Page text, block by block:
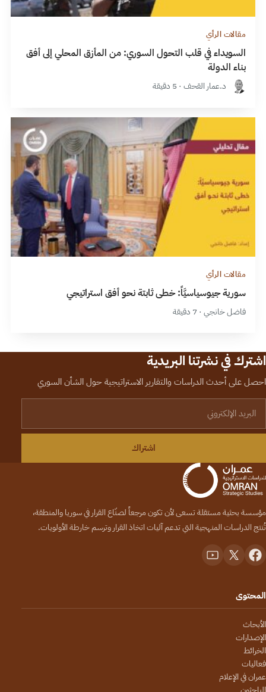
مقالات الرأي
السويداء في قلب التحول السوري: من المأزق المحلي إلى أفق
بناء الدولة
د.عمار القحف · 5 دقيقة
مقالات الرأي
سورية جيوسياسيَّاً: خطى ثابتة نحو أفق استراتيجي
فاضل خانجي · 7 دقيقة
اشترك في نشرتنا البريدية
احصل على أحدث الدراسات والتقارير الاستراتيجية حول الشأن السوري
اشتراك
مؤسسة بحثية مستقلة تسعى لأن تكون مرجعاً لصنّاع القرار في سوريا والمنطقة،
تُنتج الدراسات المنهجية التي تدعم آليات اتخاذ القرار وترسم خارطة الأولويات.
المحتوى
الأبحاث
الإصدارات
الخرائط
فعاليات
عمران في الإعلام